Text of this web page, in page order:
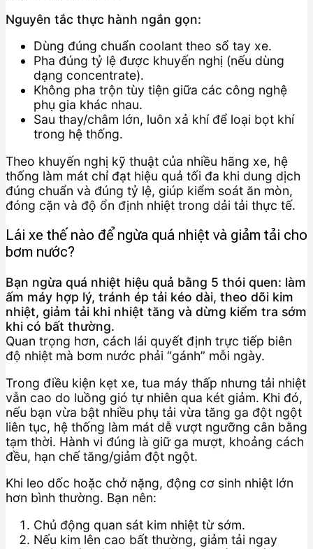
Nguyên tắc thực hành ngắn gọn:
Dùng đúng chuẩn coolant theo sổ tay xe.
Pha đúng tỷ lệ được khuyến nghị (nếu dùng
dạng concentrate).
Không pha trộn tùy tiện giữa các công nghệ
phụ gia khác nhau.
Sau thay/châm lớn, luôn xả khí để loại bọt khí
trong hệ thống.
Theo khuyến nghị kỹ thuật của nhiều hãng xe, hệ
thống làm mát chỉ đạt hiệu quả tối đa khi dung dịch
đúng chuẩn và đúng tỷ lệ, giúp kiểm soát ăn mòn,
đóng cặn và độ ổn định nhiệt trong dải tải thực tế.
Lái xe thế nào để ngừa quá nhiệt và giảm tải cho
bơm nước?
Bạn ngừa quá nhiệt hiệu quả bằng 5 thói quen: làm
ấm máy hợp lý, tránh ép tải kéo dài, theo dõi kim
nhiệt, giảm tải khi nhiệt tăng và dừng kiểm tra sớm
khi có bất thường.
Quan trọng hơn, cách lái quyết định trực tiếp biên
độ nhiệt mà bơm nước phải “gánh” mỗi ngày.
Trong điều kiện kẹt xe, tua máy thấp nhưng tải nhiệt
vẫn cao do luồng gió tự nhiên qua két giảm. Khi đó,
nếu bạn vừa bật nhiều phụ tải vừa tăng ga đột ngột
liên tục, hệ thống làm mát dễ vượt ngưỡng cân bằng
tạm thời. Hành vi đúng là giữ ga mượt, khoảng cách
đều, hạn chế tăng/giảm đột ngột.
Khi leo dốc hoặc chở nặng, động cơ sinh nhiệt lớn
hơn bình thường. Bạn nên:
Chủ động quan sát kim nhiệt từ sớm.
Nếu kim lên cao bất thường, giảm tải ngay